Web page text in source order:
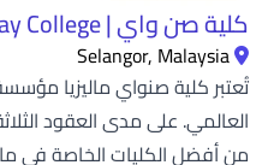
كلية صن واي | Sunway College
Selangor, Malaysia
تُعتبر كلية صنواي ماليزيا
العالمي. على مدى العقود
من أفضل الكليات الخاصة في